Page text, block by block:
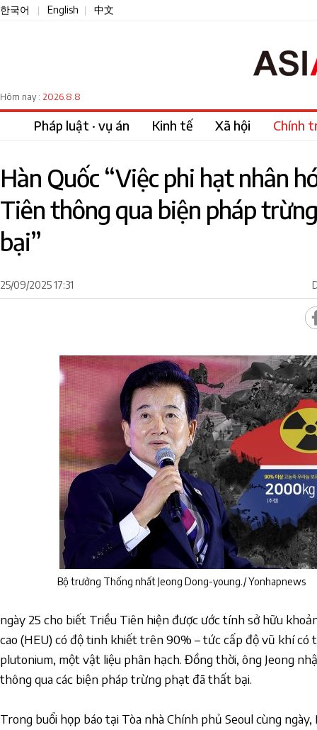
한국어 English 中文
Hôm nay : 2026.8.8
Pháp luật · vụ án Kinh tế Xã hội Chính
Hàn Quốc “Việc phi hạt nhân
Tiên thông qua biện pháp
bại”
25/09/2025 17:31
Bộ trưởng Thống nhất Jeong Dong-young./ Yonhapnews
ngày 25 cho biết Triều Tiên hiện được ước tính sở hữu
cao (HEU) có độ tinh khiết trên 90% – tức cấp độ vũ khí có
plutonium, một vật liệu phân hạch. Đồng thời, ông Jeong
thông qua các biện pháp trừng phạt đã thất bại.
Trong buổi họp báo tại Tòa nhà Chính phủ Seoul cùng